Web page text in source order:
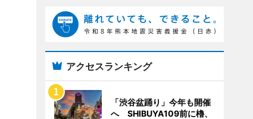
アクセスランキング
「渋谷盆踊り」今年も開催
へ SHIBUYA109前に櫓、